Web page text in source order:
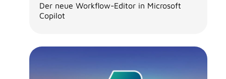
Der neue Workflow-Editor in Microsoft
Copilot